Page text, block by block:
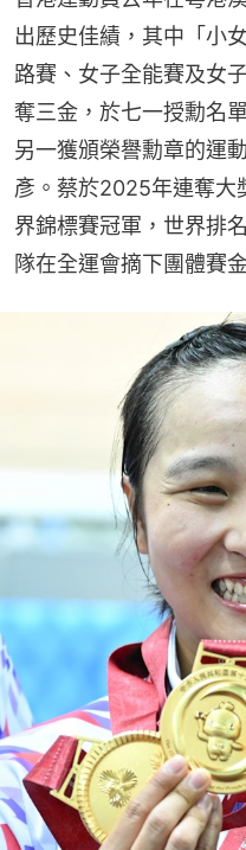
出歷史佳績，其中「小
路賽、女子全能賽及女
奪三金，於七一授勳名
另一獲頒榮譽勳章的運
彥。蔡於2025年連奪大
界錦標賽冠軍，世界排
隊在全運會摘下團體賽